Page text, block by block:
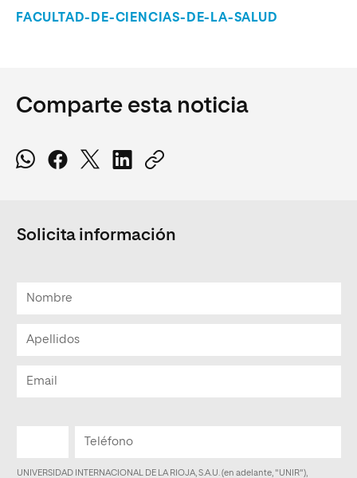
FACULTAD-DE-CIENCIAS-DE-LA-SALUD
Comparte esta noticia
Solicita información